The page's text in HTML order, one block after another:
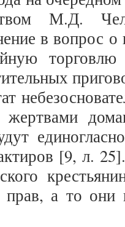
М.Д.
в вопрос
жертвами
[9, л.
прав, а то они